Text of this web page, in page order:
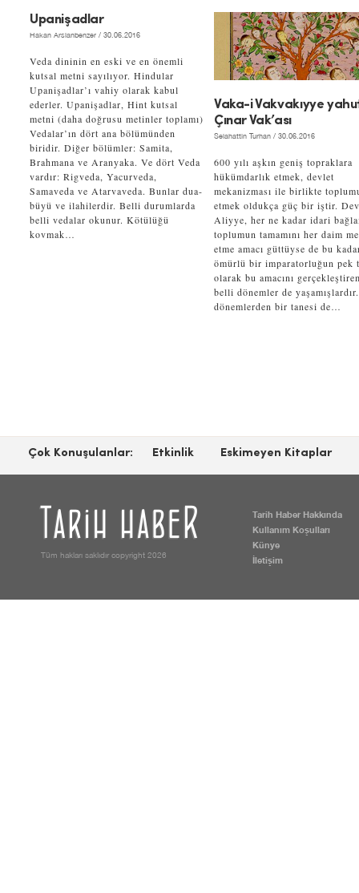
Upanişadlar
Hakan Arslanbenzer / 30.06.2016
Veda dininin en eski ve en önemli
kutsal metni sayılıyor. Hindular
Upanişadlar’ı vahiy olarak kabul
ederler. Upanişadlar, Hint kutsal
metni (daha doğrusu metinler toplamı)
Vedalar’ın dört ana bölümünden
biridir. Diğer bölümler: Samita,
Brahmana ve Aranyaka. Ve dört Veda
vardır: Rigveda, Yacurveda,
Samaveda ve Atarvaveda. Bunlar dua-
büyü ve ilahilerdir. Belli durumlarda
belli vedalar okunur. Kötülüğü
kovmak…
Vaka-i Vakvakıyye
Çınar Vak’ası
Selahattin Turhan / 30.06.2016
600 yılı aşkın geniş topraklara
hükümdarlık etmek, devlet
mekanizması ile birlikte
etmek oldukça güç bir iştir.
Aliyye, her ne kadar idari
toplumun tamamını her daim
etme amacı güttüyse de bu
ömürlü bir imparatorluğun pek
olarak bu amacını
belli dönemler de
dönemlerden bir tanesi de…
Çok Konuşulanlar: Etkinlik Eskimeyen Kitaplar
Tarih Haber Hakkında
Kullanım Koşulları
Künye
İletişim
Tüm hakları saklıdır copyright 2026